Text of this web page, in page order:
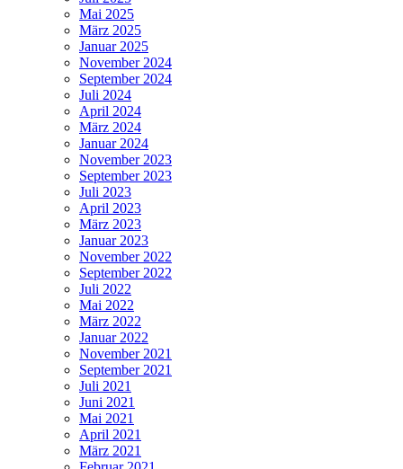
Mai 2025
März 2025
Januar 2025
November 2024
September 2024
Juli 2024
April 2024
März 2024
Januar 2024
November 2023
September 2023
Juli 2023
April 2023
März 2023
Januar 2023
November 2022
September 2022
Juli 2022
Mai 2022
März 2022
Januar 2022
November 2021
September 2021
Juli 2021
Juni 2021
Mai 2021
April 2021
März 2021